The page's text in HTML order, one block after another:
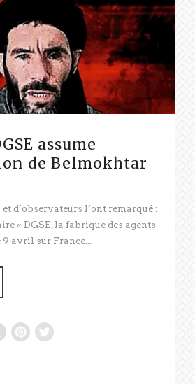
assume
de Belmokhtar
et d’observateurs l’ont remarqué :
« DGSE, la fabrique des agents
9 avril sur France...